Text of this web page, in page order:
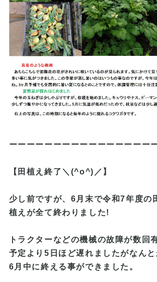
ーーーーーーーーーーーーーーーー
【田植え終了＼(^o^)／】
少し前ですが、6月末で令和7年度の
植えが全て終わりました!
トラクターなどの機械の故障が数回
予定より5日ほど遅れましたがなん
6月中に終える事ができました。